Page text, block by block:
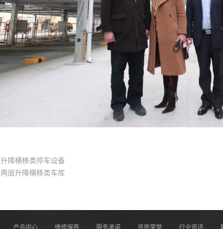
升降横移类停车设备
两层升降横移类车库
产品中心 维修保养 服务承诺 资质荣誉 行业资讯